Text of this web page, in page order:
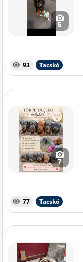
5
93 Tacskó
7
77 Tacskó